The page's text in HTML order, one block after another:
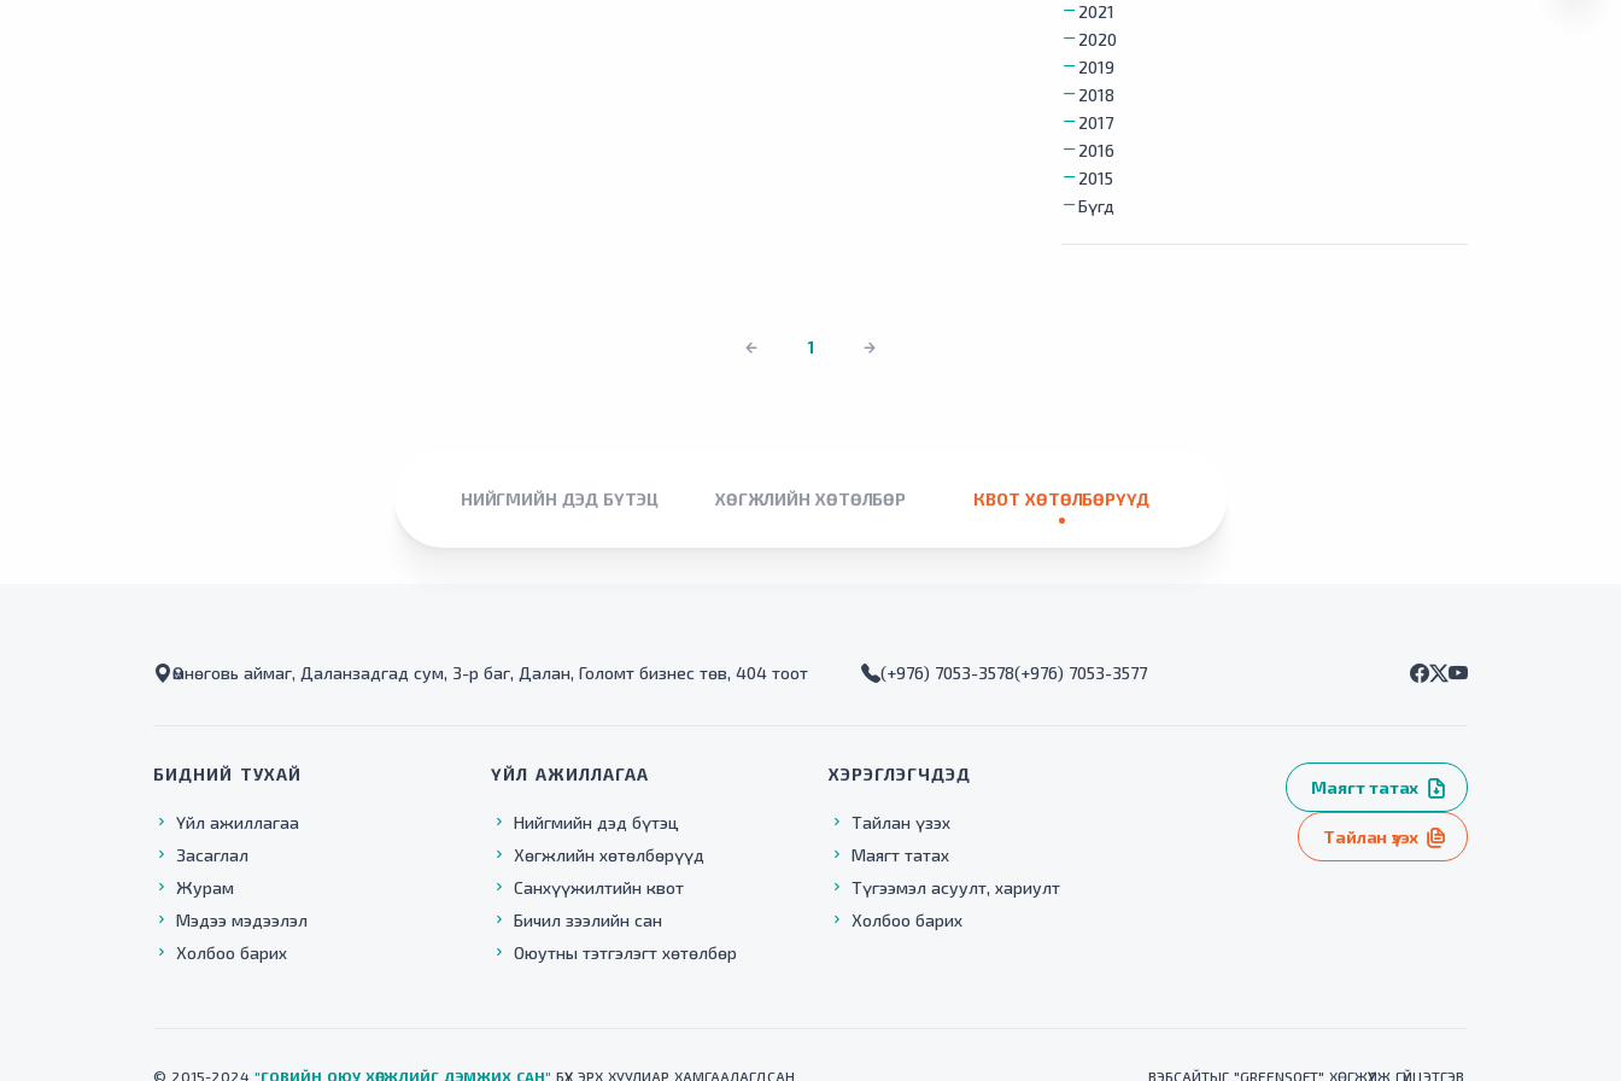
2021
2020
2019
2018
2017
2016
2015
Бүгд
1
НИЙГМИЙН ДЭД БҮТЭЦ ХӨГЖЛИЙН ХӨТӨЛБӨР КВОТ ХӨТӨЛБӨРҮҮД
Өмнөговь аймаг, Даланзадгад сум, 3-р баг, Далан, Голомт бизнес төв, 404 тоот (+976) 7053-3578(+976) 7053-3577
БИДНИЙ ТУХАЙ
Үйл ажиллагаа
Засаглал
Журам
Мэдээ мэдээлэл
Холбоо барих
ҮЙЛ АЖИЛЛАГАА
Нийгмийн дэд бүтэц
Хөгжлийн хөтөлбөрүүд
Санхүүжилтийн квот
Бичил зээлийн сан
Оюутны тэтгэлэгт хөтөлбөр
ХЭРЭГЛЭГЧДЭД
Тайлан үзэх
Маягт татах
Түгээмэл асуулт, хариулт
Холбоо барих
Маягт татах
Тайлан үзэх
© 2015-2024 "ГОВИЙН ОЮУ ХӨГЖЛИЙГ ДЭМЖИХ САН" БҮХ ЭРХ ХУУЛИАР ХАМГААЛАГДСАН ВЭБСАЙТЫГ "GREENSOFT" ХӨГЖҮҮЛЖ ГҮЙЦЭТГЭВ.